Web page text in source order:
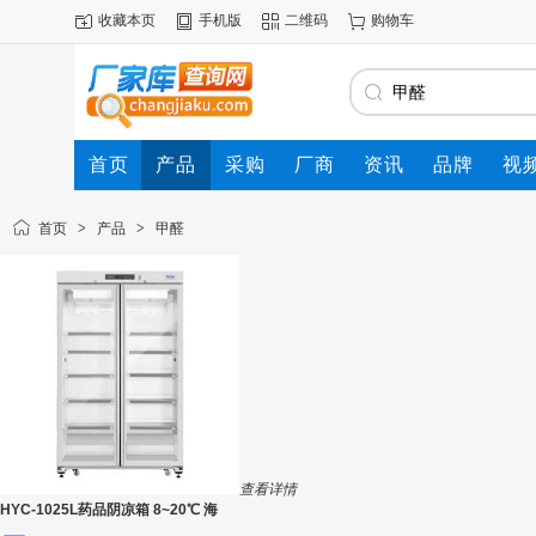
收藏本页 手机版 二维码 购物车
首页 产品 采购 厂商 资讯 品牌 视
首页 > 产品 > 甲醛
查看详情
HYC-1025L药品阴凉箱 8~20℃ 海